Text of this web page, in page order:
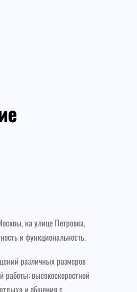
на улице Петровка,
и функциональность.
различных размеров
высокоскоростной
и общения с